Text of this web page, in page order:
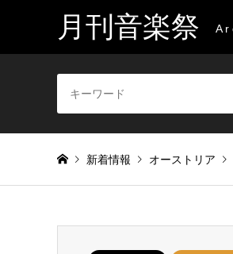
月刊音楽祭 A
新着情報 オーストリア